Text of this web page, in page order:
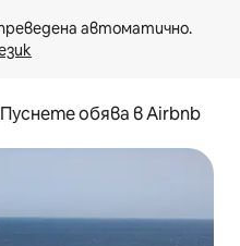
Пуснете обява в Airbnb